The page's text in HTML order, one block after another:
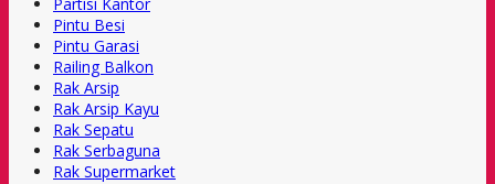
Pintu Besi
Pintu Garasi
Railing Balkon
Rak Arsip
Rak Arsip Kayu
Rak Sepatu
Rak Serbaguna
Rak Supermarket